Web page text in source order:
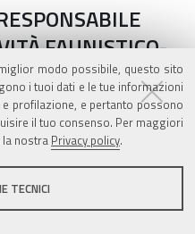
modo possibile, questo sito
i tuoi dati e le tue informazioni
profilazione, e pertanto possono
il tuo consenso. Per maggiori
nostra Privacy policy.
TECNICI
FAUNISTICO-
concessione